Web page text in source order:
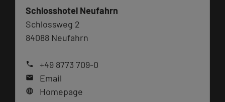
Schlosshotel Neufahrn
Schlossweg 2
84088 Neufahrn
phone +49 8773 709-0
mail Email
language Homepage